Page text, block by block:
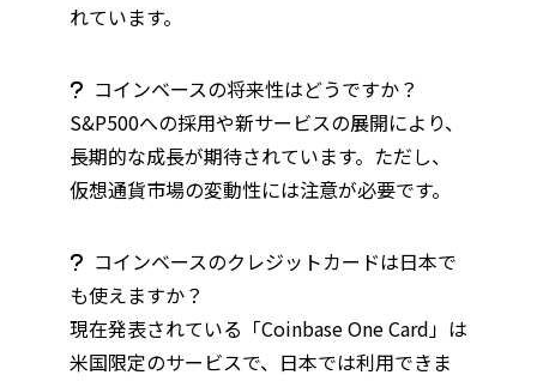
れています。
コインベースの将来性はどうですか？
S&P500への採用や新サービスの展開により、
長期的な成長が期待されています。ただし、
仮想通貨市場の変動性には注意が必要です。
コインベースのクレジットカードは日本で
も使えますか？
現在発表されている「Coinbase One Card」は
米国限定のサービスで、日本では利用できま